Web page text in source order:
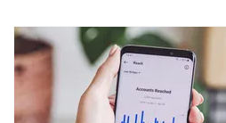
e comportamento